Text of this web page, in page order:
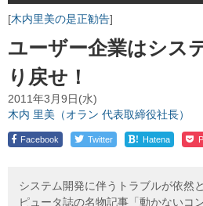
木内里美の是正勧告
ユーザー企業はシス
り戻せ！
2011年3月9日(水)
木内 里美（オラン 代表取締役社長）
Facebook Twitter ! Hatena
システム開発に伴うトラブルが依然
ピュータ誌の名物記事「動かないコ